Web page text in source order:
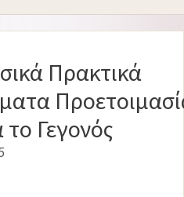
Πρακτικά
το Γεγονός